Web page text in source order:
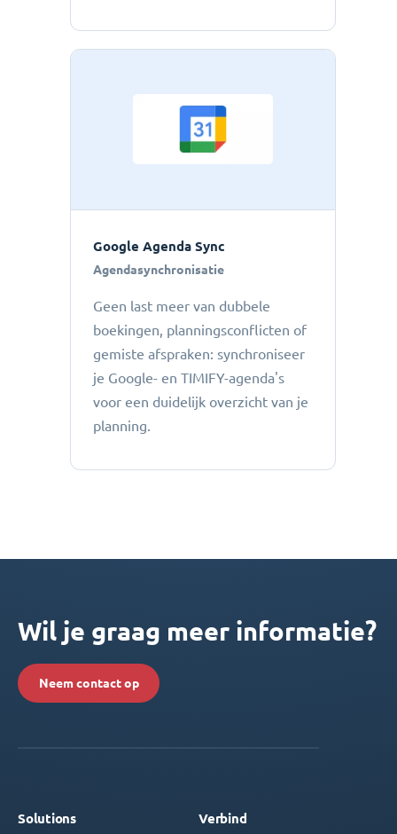
Google Agenda Sync
Agendasynchronisatie
Geen last meer van dubbele
boekingen, planningsconflicten of
gemiste afspraken: ​​synchroniseer
je Google- en TIMIFY-agenda's
voor een duidelijk overzicht van je
planning.
Wil je graag meer informatie?
Neem contact op
Solutions Verbind